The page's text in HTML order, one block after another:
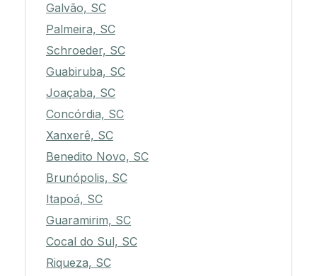
Galvão, SC
Palmeira, SC
Schroeder, SC
Guabiruba, SC
Joaçaba, SC
Concórdia, SC
Xanxerê, SC
Benedito Novo, SC
Brunópolis, SC
Itapoá, SC
Guaramirim, SC
Cocal do Sul, SC
Riqueza, SC